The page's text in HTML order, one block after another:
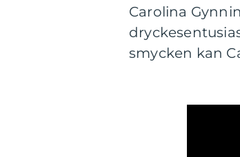
Carolina
smycken kan